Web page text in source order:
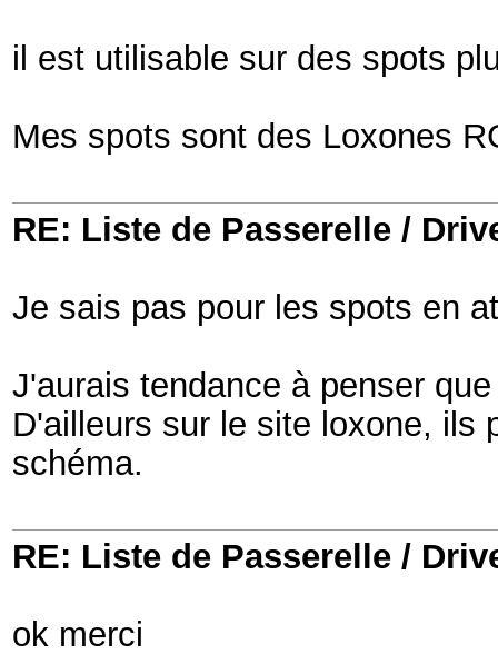
il est utilisable sur des spots
Mes spots sont des Loxones
RE: Liste de Passerelle /
Je sais pas pour les spots en
J'aurais tendance à penser
D'ailleurs sur le site loxone, ils
schéma.
RE: Liste de Passerelle /
ok merci